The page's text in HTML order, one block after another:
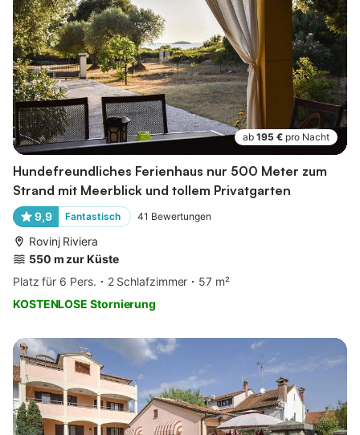
ab 195 € pro Nacht
Hundefreundliches Ferienhaus nur 500 Meter zum
Strand mit Meerblick und tollem Privatgarten
9,9 Fantastisch 41 Bewertungen
Rovinj Riviera
550 m zur Küste
Platz für 6 Pers.
2 Schlafzimmer
57 m²
KOSTENLOSE Stornierung